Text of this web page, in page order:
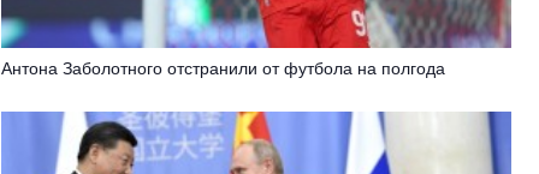
Антона Заболотного отстранили от футбола на полгода